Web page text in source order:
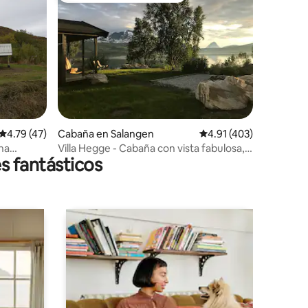
promedio: 4.79 de 5; 47 evaluaciones
4.79 (47)
Cabaña en Salangen Calificación promedio:
4.91 (403)
Villa Hegge - Cabaña con vista fabulosa, 2
bicicletas incluidas
fantásticos